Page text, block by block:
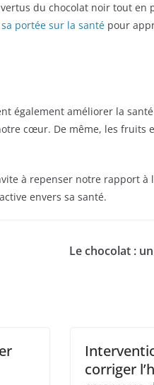
du chocolat noir tout en
portée sur la santé pour
également améliorer la
cœur. De même, les fruits
à repenser notre rapport à
envers sa santé.
Le chocolat :
corriger